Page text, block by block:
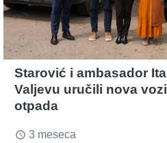
Starović i ambasador
Valjevu uručili nova
otpada
access_time 3 meseca